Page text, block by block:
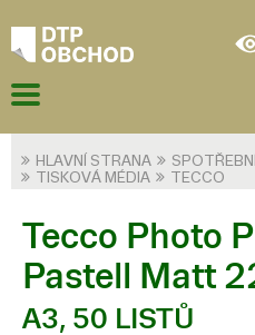
HLAVNÍ STRANA
TISKOVÁ MÉDIA
TECCO
Tecco Photo
Pastell Matt
A3, 50 LISTŮ